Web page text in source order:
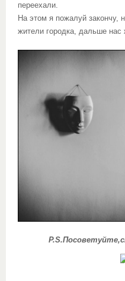
переехали.
На этом я пожалуй закончу,
жители городка, дальше